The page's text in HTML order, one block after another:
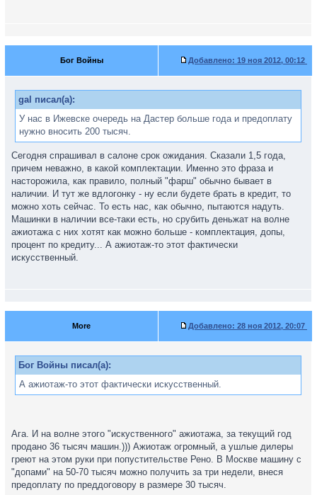
Бог Войны Добавлено: 19 ноя 2012, 00:12
gal писал(а):
У нас в Ижевске очередь на Дастер больше года и предоплату
нужно вносить 200 тысяч.
Сегодня спрашивал в салоне срок ожидания. Сказали 1,5 года,
причем неважно, в какой комплектации. Именно это фраза и
насторожила, как правило, полный "фарш" обычно бывает в
наличии. И тут же вдлогонку - ну если будете брать в кредит, то
можно хоть сейчас. То есть нас, как обычно, пытаются надуть.
Машинки в наличии все-таки есть, но срубить деньжат на волне
ажиотажа с них хотят как можно больше - комплектация, допы,
процент по кредиту... А ажиотаж-то этот фактически
искусственный.
More Добавлено: 28 ноя 2012, 20:07
Бог Войны писал(а):
А ажиотаж-то этот фактически искусственный.
Ага. И на волне этого "искуственного" ажиотажа, за текущий год
продано 36 тысяч машин.))) Ажиотаж огромный, а ушлые дилеры
греют на этом руки при попустительстве Рено. В Москве машину с
"допами" на 50-70 тысяч можно получить за три недели, внеся
предоплату по преддоговору в размере 30 тысяч.